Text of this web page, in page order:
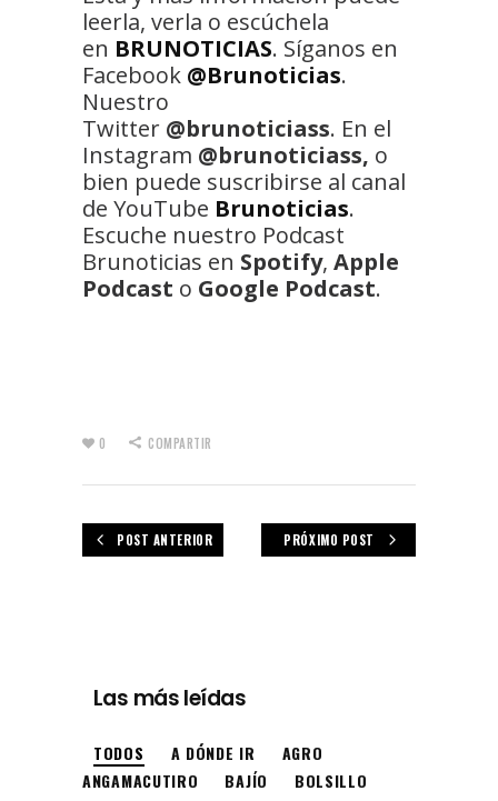
leerla, verla o escúchela
en BRUNOTICIAS. Síganos en
Facebook @Brunoticias.
Nuestro
Twitter @brunoticiass. En el
Instagram @brunoticiass, o
bien puede suscribirse al canal
de YouTube Brunoticias.
Escuche nuestro Podcast
Brunoticias en Spotify, Apple
Podcast o Google Podcast.
0 COMPARTIR
POST ANTERIOR PRÓXIMO POST
Las más leídas
TODOS A DÓNDE IR
AGRO
ANGAMACUTIRO
BAJÍO
BOLSILLO